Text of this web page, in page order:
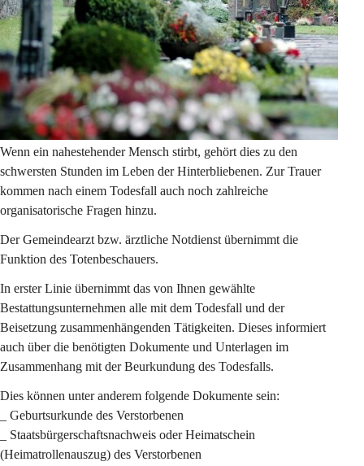
Wenn ein nahestehender Mensch stirbt, gehört dies zu den
schwersten Stunden im Leben der Hinterbliebenen. Zur Trauer
kommen nach einem Todesfall auch noch zahlreiche
organisatorische Fragen hinzu.
Der Gemeindearzt bzw. ärztliche Notdienst übernimmt die
Funktion des Totenbeschauers.
In erster Linie übernimmt das von Ihnen gewählte
Bestattungsunternehmen alle mit dem Todesfall und der
Beisetzung zusammenhängenden Tätigkeiten. Dieses informiert
auch über die benötigten Dokumente und Unterlagen im
Zusammenhang mit der Beurkundung des Todesfalls.
Dies können unter anderem folgende Dokumente sein:
_ Geburtsurkunde des Verstorbenen
_ Staatsbürgerschaftsnachweis oder Heimatschein
(Heimatrollenauszug) des Verstorbenen